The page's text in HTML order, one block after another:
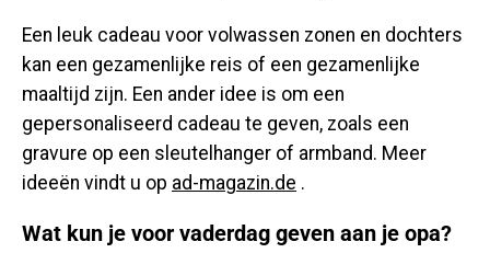
Een leuk cadeau voor volwassen zonen en dochters
kan een gezamenlijke reis of een gezamenlijke
maaltijd zijn. Een ander idee is om een
gepersonaliseerd cadeau te geven, zoals een
gravure op een sleutelhanger of armband. Meer
ideeën vindt u op ad-magazin.de .
Wat kun je voor vaderdag geven aan je opa?